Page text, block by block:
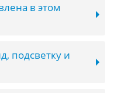
в этом
подсветку и